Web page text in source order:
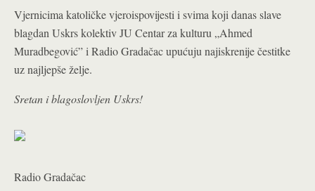
Vjernicima katoličke vjeroispovijesti i svima koji danas slave
blagdan Uskrs kolektiv JU Centar za kulturu „Ahmed
Muradbegović” i Radio Gradačac upućuju najiskrenije čestitke
uz najljepše želje.
Sretan i blagoslovljen Uskrs!
Radio Gradačac